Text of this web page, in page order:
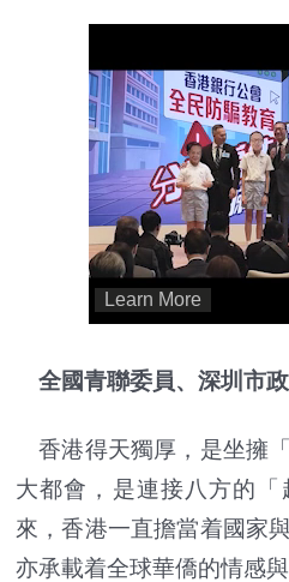
全國青聯委員、深圳市
香港得天獨厚，是坐擁
大都會，是連接八方的
來，香港一直擔當着國家
亦承載着全球華僑的情感與